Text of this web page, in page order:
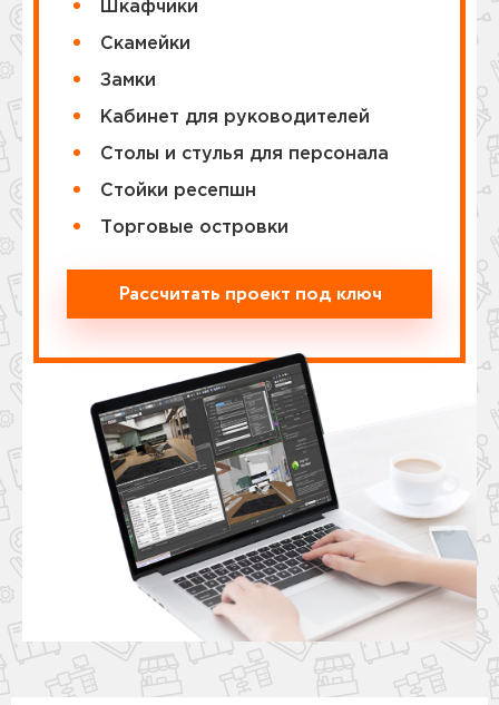
Шкафчики
Cкамейки
Замки
Кабинет для руководителей
Столы и стулья для персонала
Стойки ресепшн
Торговые островки
Рассчитать проект под ключ